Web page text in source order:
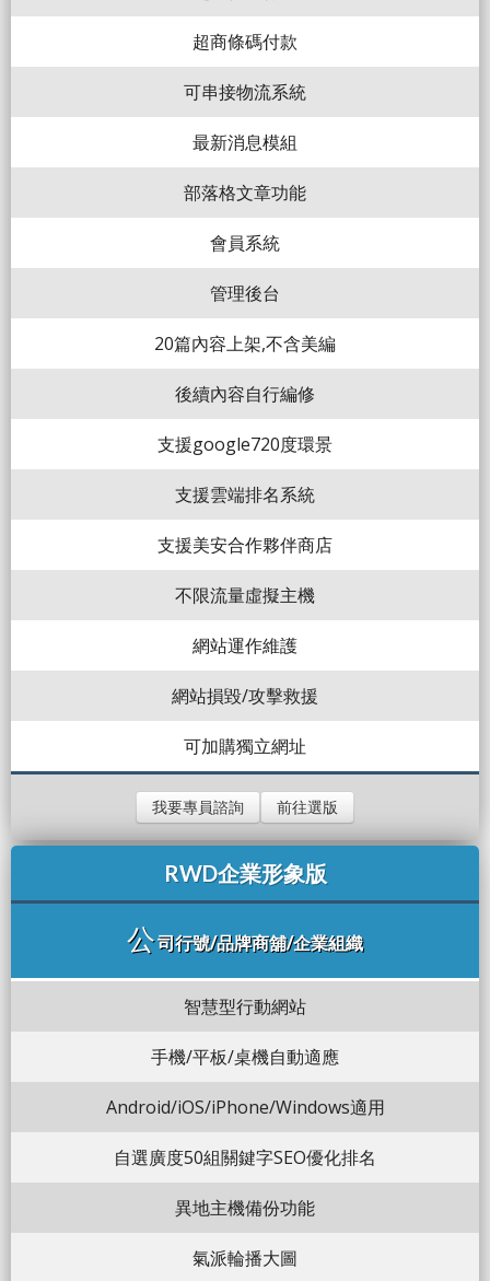
超商條碼付款
可串接物流系統
最新消息模組
部落格文章功能
會員系統
管理後台
20篇內容上架,不含美編
後續內容自行編修
支援google720度環景
支援雲端排名系統
支援美安合作夥伴商店
不限流量虛擬主機
網站運作維護
網站損毀/攻擊救援
可加購獨立網址
我要專員諮詢 前往選版
RWD企業形象版
公司行號/品牌商舖/企業組織
智慧型行動網站
手機/平板/桌機自動適應
Android/iOS/iPhone/Windows適用
自選廣度50組關鍵字SEO優化排名
異地主機備份功能
氣派輪播大圖